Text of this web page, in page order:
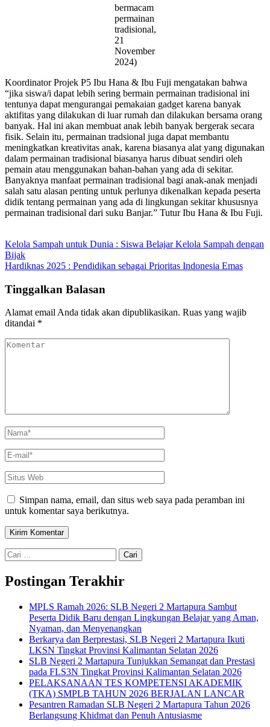
bermacam
permainan
tradisional,
21
November
2024)
Koordinator Projek P5 Ibu Hana & Ibu Fuji mengatakan bahwa
“jika siswa/i dapat lebih sering bermain permainan tradisional ini
tentunya dapat mengurangai pemakaian gadget karena banyak
aktifitas yang dilakukan di luar rumah dan dilakukan bersama orang
banyak. Hal ini akan membuat anak lebih banyak bergerak secara
fisik. Selain itu, permainan tradsional juga dapat membantu
meningkatkan kreativitas anak, karena biasanya alat yang digunakan
dalam permainan tradisional biasanya harus dibuat sendiri oleh
pemain atau menggunakan bahan-bahan yang ada di sekitar.
Banyaknya manfaat permainan tradisional bagi anak-anak menjadi
salah satu alasan penting untuk perlunya dikenalkan kepada peserta
didik tentang permainan yang ada di lingkungan sekitar khususnya
permainan tradisional dari suku Banjar.” Tutur Ibu Hana & Ibu Fuji.
Navigasi
pos
Kelola Sampah untuk Dunia : Siswa Belajar Kelola Sampah dengan
Bijak
Hardiknas 2025 : Pendidikan sebagai Prioritas Indonesia Emas
Tinggalkan Balasan
Alamat email Anda tidak akan dipublikasikan. Ruas yang wajib
ditandai *
Komentar
Nama*
E-
mail*
Situs
Web
Simpan nama, email, dan situs web saya pada peramban ini
untuk komentar saya berikutnya.
Cari
untuk:
Postingan Terakhir
MPLS Ramah 2026: SLB Negeri 2 Martapura Sambut
Peserta Didik Baru dengan Lingkungan Belajar yang Aman,
Nyaman, dan Menyenangkan
Berkarya dan Berprestasi, SLB Negeri 2 Martapura Ikuti
LKSN Tingkat Provinsi Kalimantan Selatan 2026
SLB Negeri 2 Martapura Tunjukkan Semangat dan Prestasi
pada FLS3N Tingkat Provinsi Kalimantan Selatan 2026
PELAKSANAAN TES KOMPETENSI AKADEMIK
(TKA) SMPLB TAHUN 2026 BERJALAN LANCAR
Pesantren Ramadan SLB Negeri 2 Martapura Tahun 2026
Berlangsung Khidmat dan Penuh Antusiasme